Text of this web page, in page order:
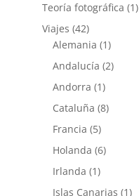
Teoría fotográfica (1)
Viajes (42)
Alemania (1)
Andalucía (2)
Andorra (1)
Cataluña (8)
Francia (5)
Holanda (6)
Irlanda (1)
Islas Canarias (1)